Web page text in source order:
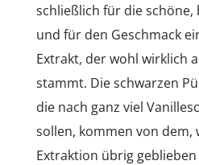
schließlich für die schöne,
und für den Geschmack
Extrakt, der wohl wirklich
stammt. Die schwarzen
die nach ganz viel
sollen, kommen von dem,
Extraktion übrig